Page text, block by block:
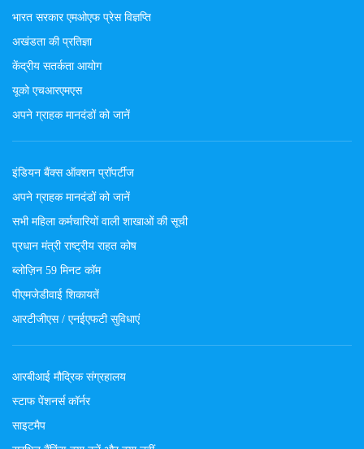
भारत सरकार एमओएफ प्रेस विज्ञप्ति
अखंडता की प्रतिज्ञा
केंद्रीय सतर्कता आयोग
यूको एचआरएमएस
अपने ग्राहक मानदंडों को जानें
इंडियन बैंक्स ऑक्शन प्रॉपर्टीज
अपने ग्राहक मानदंडों को जानें
सभी महिला कर्मचारियों वाली शाखाओं की सूची
प्रधान मंत्री राष्ट्रीय राहत कोष
ब्लोज़िन 59 मिनट कॉम
पीएमजेडीवाई शिकायतें
आरटीजीएस / एनईएफटी सुविधाएं
आरबीआई मौद्रिक संग्रहालय
स्टाफ पेंशनर्स कॉर्नर
साइटमैप